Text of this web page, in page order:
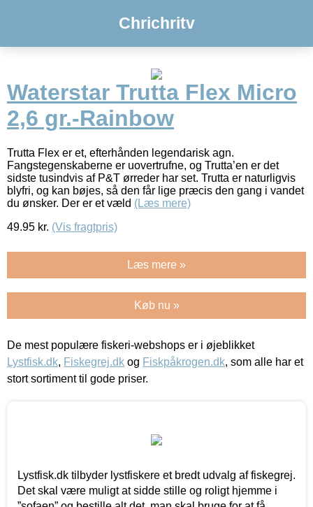
Chrichritv
Waterstar Trutta Flex Micro
2,6 gr.-Rainbow
Trutta Flex er et, efterhånden legendarisk agn.
Fangstegenskaberne er uovertrufne, og Trutta’en er det
sidste tusindvis af P&T ørreder har set. Trutta er naturligvis
blyfri, og kan bøjes, så den får lige præcis den gang i vandet
du ønsker. Der er et væld (Læs mere)
49.95 kr. (Vis fragtpris)
Læs mere »
Køb nu »
De mest populære fiskeri-webshops er i øjeblikket
Lystfisk.dk, Fiskegrej.dk og Fiskpåkrogen.dk, som alle har et
stort sortiment til gode priser.
Lystfisk.dk tilbyder lystfiskere et bredt udvalg af fiskegrej.
Det skal være muligt at sidde stille og roligt hjemme i